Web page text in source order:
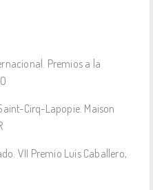
Premios a la
Cirq-Lapopie. Maison
VII Premio Luis Caballero,